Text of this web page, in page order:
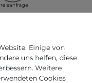
Falls Sie
können Sie
Einige von
uns helfen, diese
Weitere
Cookies